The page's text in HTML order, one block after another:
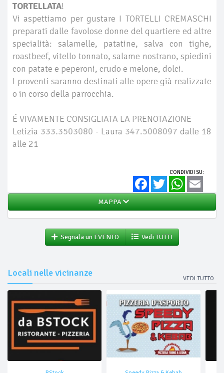
TORTELLATA!
Vi aspettiamo per gustare I TORTELLI CREMASCHI
preparati dalle favolose donne del quartiere ed altre
specialità: salamelle, patatine, salva con tighe,
roastbeef, vitello tonnato, salame nostrano, spiedini
con patate e peperoni, crudo e melone, dolci.
I proventi saranno destinati alle opere già realizzate
o in corso della parrocchia.
É VIVAMENTE CONSIGLIATA LA PRENOTAZIONE
Letizia 333.3503080 - Laura 347.5008097 dalle 18
alle 21
CONDIVIDI SU:
FacebookTwitter WhatsApp
MAPPA
Segnala un EVENTO Vedi TUTTI
Locali nelle vicinanze
VEDI TUTTO